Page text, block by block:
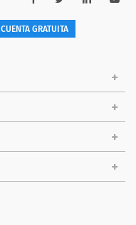
CUENTA GRATUITA